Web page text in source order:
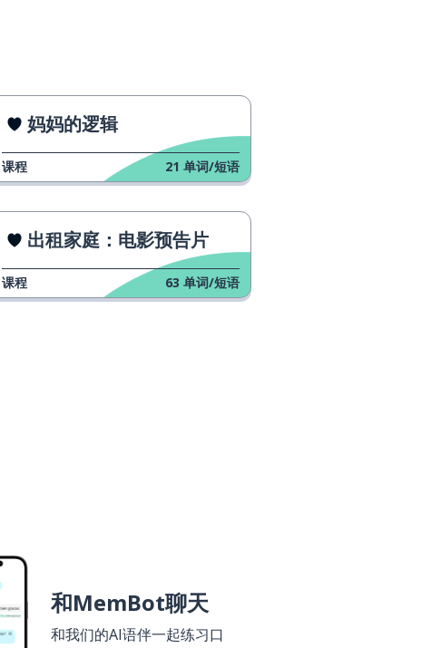
妈妈的逻辑
课程 21 单词/短语
出租家庭：电影预告片
课程 63 单词/短语
和MemBot聊天
和我们的AI语伴一起练习口